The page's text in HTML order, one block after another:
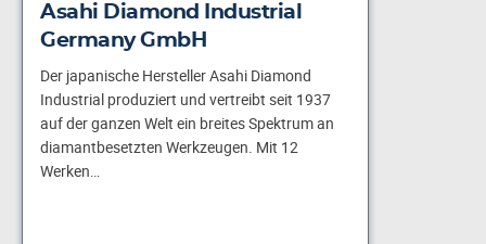
Asahi Diamond Industrial
Germany GmbH
Der japanische Hersteller Asahi Diamond
Industrial produziert und vertreibt seit 1937
auf der ganzen Welt ein breites Spektrum an
diamantbesetzten Werkzeugen. Mit 12
Werken…